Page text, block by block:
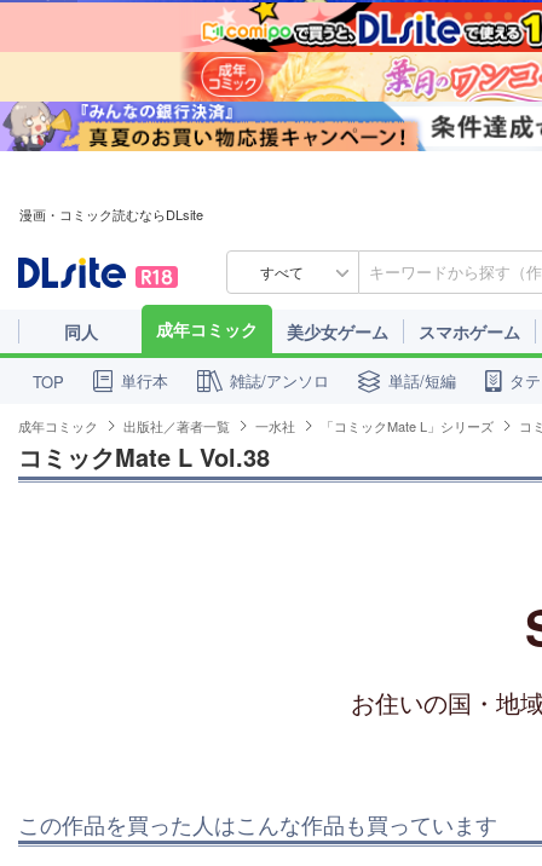
漫画・コミック読むならDLsite
すべて
同人 成年コミック 美少女ゲーム スマホゲーム
TOP 単行本 雑誌/アンソロ 単話/短編 タ
成年コミック 出版社／著者一覧 一水社 「コミックMate L」シリーズ コ
コミックMate L Vol.38
お住いの国・地
この作品を買った人はこんな作品も買っています